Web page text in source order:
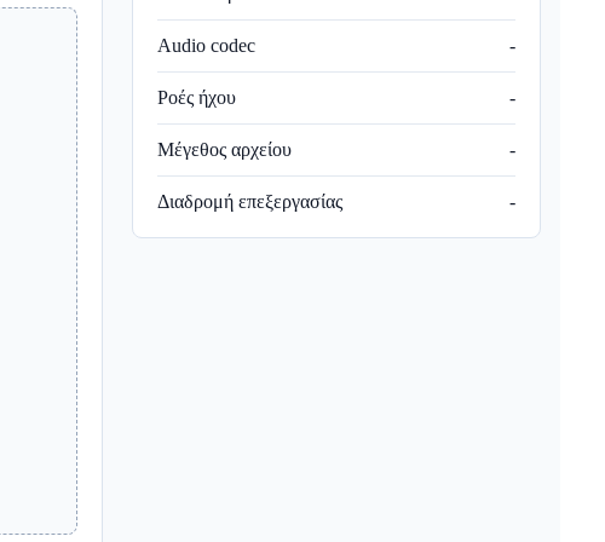
Audio codec -
Ροές ήχου -
Μέγεθος αρχείου -
Διαδρομή επεξεργασίας -